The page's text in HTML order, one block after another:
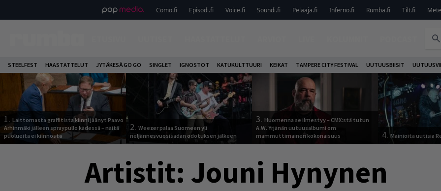
Como.fi Episodi.fi Voice.fi Soundi.fi Pelaaja.fi Inferno.fi Rumba.fi Tilt.fi
STEELFEST HAASTATTELUT JYTÄKESÄ GO GO SINGLET IGNOSTOT KATUKULTTUURI KEIKAT TAMPERE CITY FESTIVAL UUTUUSBIISIT
1. Laittomasta graffitista kiinni jäänyt Paavo
Arhinmäki jälleen spraypullo kädessä – näitä
puolueita ei kiinnosta
2. Weezer palaa Suomeen yli
neljännesvuosisadan odotuksen jälkeen
3. Huomenna se ilmestyy – CMX:stä tutun
A.W. Yrjänän uutuusalbumi om
mammuttimainen kokonaisuus
4.Mainioita uutisia
Artistit: Jouni Hynynen